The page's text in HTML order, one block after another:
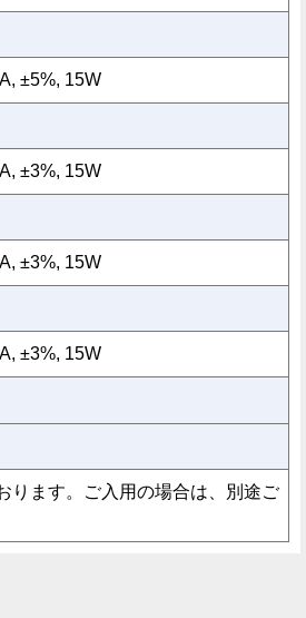
±5%, 15W
±3%, 15W
±3%, 15W
±3%, 15W
ります。ご入用の場合は、別途ご